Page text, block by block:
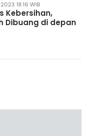
18:16 WIB
Kebersihan,
Dibuang di depan